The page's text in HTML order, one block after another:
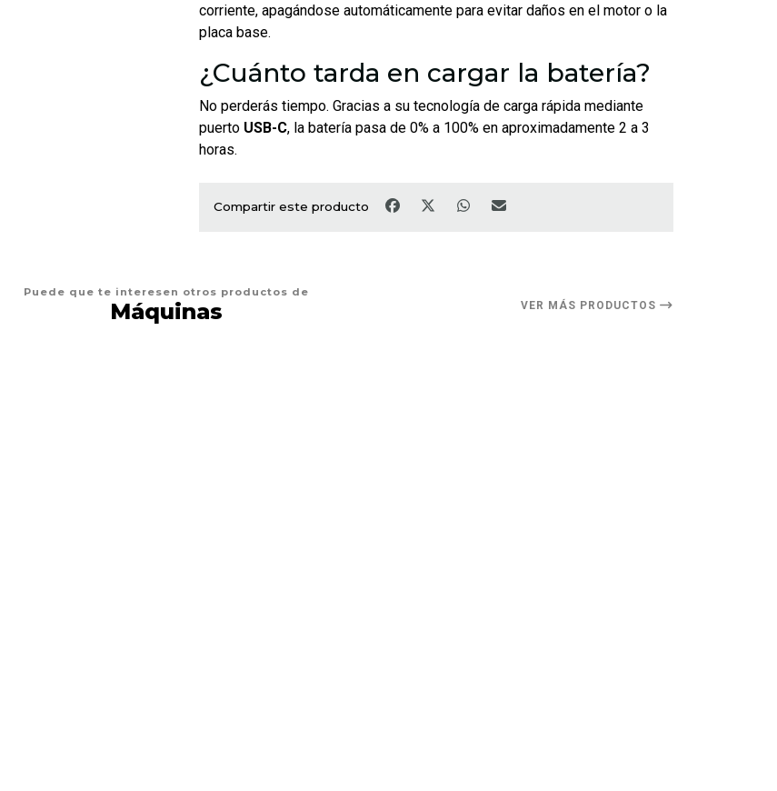
corriente, apagándose automáticamente para evitar daños en el motor o la
placa base.
¿Cuánto tarda en cargar la batería?
No perderás tiempo. Gracias a su tecnología de carga rápida mediante
puerto USB-C, la batería pasa de 0% a 100% en aproximadamente 2 a 3
horas.
Compartir este producto
Puede que te interesen otros productos de
Máquinas VER MÁS PRODUCTOS